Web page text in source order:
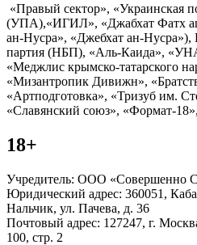
«Правый сектор», «Украинская
(УПА),«ИГИЛ», «Джабхат Фатх
ан-Нусра», «Джебхат ан-Нусра»),
партия (НБП), «Аль-Каида»,
«Меджлис крымско-татарского
«Мизантропик Дивижн»,
«Артподготовка», «Тризуб им.
«Славянский союз», «Формат-
18+
Учредитель: ООО «Совершенно
Юридический адрес: 360051,
Нальчик, ул. Пачева, д. 36
Почтовый адрес: 127247, г.
100, стр. 2